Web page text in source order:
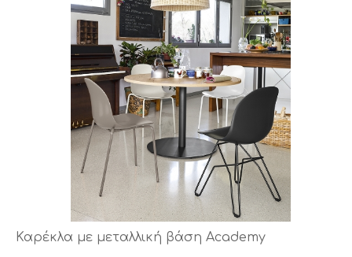
Καρέκλα με μεταλλική βάση Academy